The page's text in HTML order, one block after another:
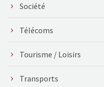
Société
Télécoms
Tourisme / Loisirs
Transports